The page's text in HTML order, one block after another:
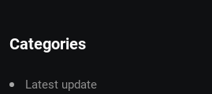
Categories
Latest update